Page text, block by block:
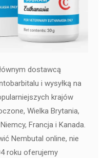
dostawcą
i wysyłką na
krajów
Wielka Brytania,
Francja i Kanada.
Nembutal online, nie
roku oferujemy